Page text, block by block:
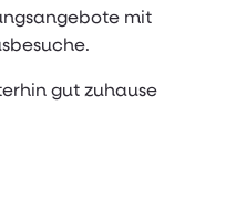
mit
gut zuhause